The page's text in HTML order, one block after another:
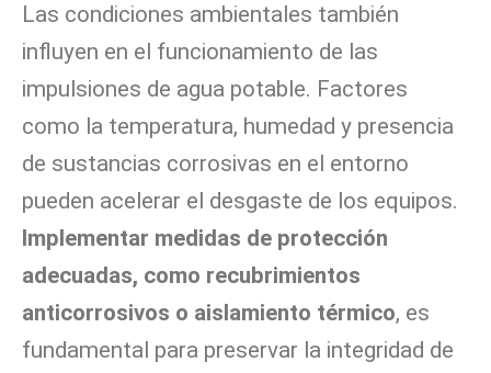
Las condiciones ambientales también
influyen en el funcionamiento de las
impulsiones de agua potable. Factores
como la temperatura, humedad y presencia
de sustancias corrosivas en el entorno
pueden acelerar el desgaste de los equipos.
Implementar medidas de protección
adecuadas, como recubrimientos
anticorrosivos o aislamiento térmico, es
fundamental para preservar la integridad de